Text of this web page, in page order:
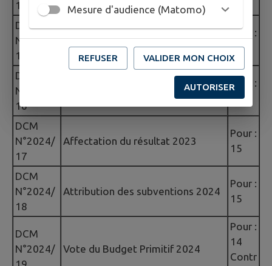
14
DCM
N°2024/
15
Approbation du compte de
gestion 2023
Pour :
15
DCM
N°2024/
16
Pour :
15
DCM
N°2024/
17
Affectation du résultat 2023
Pour :
15
DCM
N°2024/
18
Attribution des subventions 2024
Pour :
15
DCM
N°2024/
Vote du Budget Primitif 2024
Pour :
14
Contr
Mesure d'audience (Matomo)
REFUSER VALIDER MON CHOIX
AUTORISER